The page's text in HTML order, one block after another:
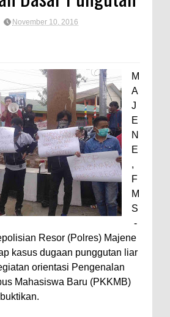
November 10, 2016
M
A
J
E
N
E
,
F
M
S
-
Resor (Polres) Majene
kasus dugaan punggutan liar
orientasi Pengenalan
Mahasiswa Baru (PKKMB)